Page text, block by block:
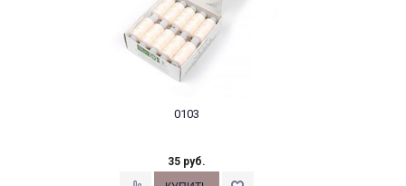
0103
35 руб.